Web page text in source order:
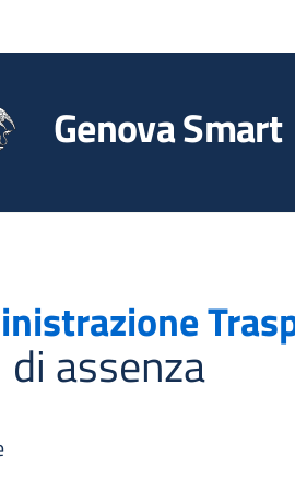
Genova Smart
di assenza